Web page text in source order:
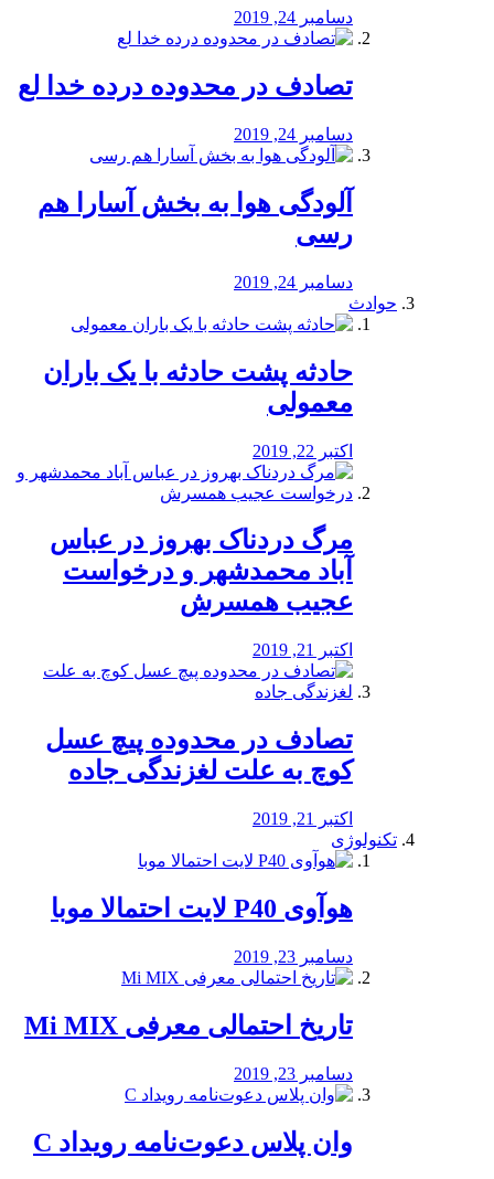
دسامبر 24, 2019
تصادف در محدوده درده خدا لع
دسامبر 24, 2019
آلودگی هوا به بخش آسارا هم
رسی
دسامبر 24, 2019
حوادث
️حادثه پشت حادثه با یک باران
معمولی
اکتبر 22, 2019
مرگ دردناک بهروز در عباس
آباد محمدشهر و درخواست
عجیب همسرش
اکتبر 21, 2019
تصادف در محدوده پیچ عسل
کوچ به علت لغزندگی جاده
اکتبر 21, 2019
تکنولوژی
هوآوی P40 لایت احتمالا موبا
دسامبر 23, 2019
تاریخ احتمالی معرفی Mi MIX
دسامبر 23, 2019
وان پلاس دعوت‌نامه رویداد C